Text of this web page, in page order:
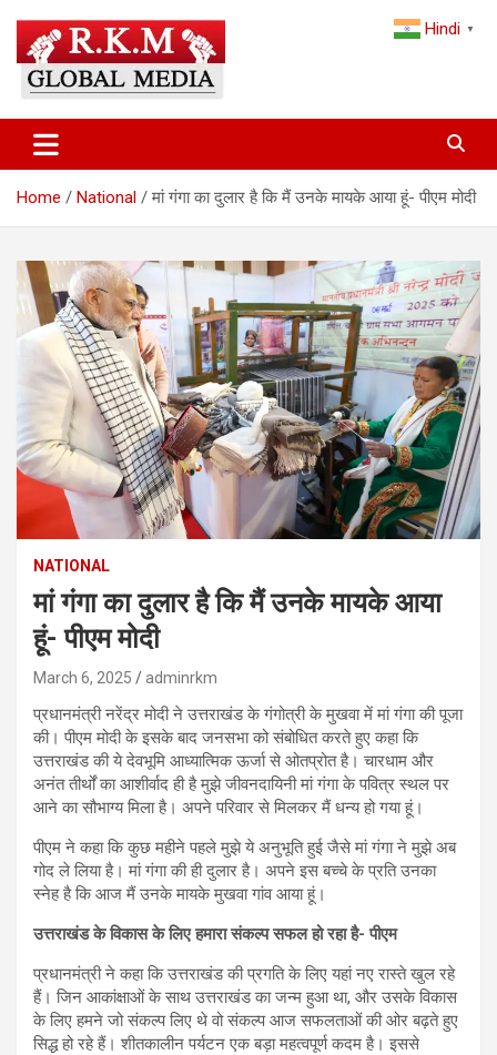
content
Latest Hindi News & Breaking
News – RKM Global Media
and the World
Home National मां गंगा का दुलार है कि मैं उनके मायके आया हूं- पीएम मोदी
NATIONAL
मां गंगा का दुलार है कि मैं उनके मायके आया
हूं- पीएम मोदी
March 6, 2025 adminrkm
प्रधानमंत्री नरेंद्र मोदी ने उत्तराखंड के गंगोत्री के मुखवा में मां गंगा की पूजा
की। पीएम मोदी के इसके बाद जनसभा को संबोधित करते हुए कहा कि
उत्तराखंड की ये देवभूमि आध्यात्मिक ऊर्जा से ओतप्रोत है। चारधाम और
अनंत तीर्थों का आशीर्वाद ही है मुझे जीवनदायिनी मां गंगा के पवित्र स्थल पर
आने का सौभाग्य मिला है। अपने परिवार से मिलकर मैं धन्य हो गया हूं।
पीएम ने कहा कि कुछ महीने पहले मुझे ये अनुभूति हुई जैसे मां गंगा ने मुझे अब
गोद ले लिया है। मां गंगा की ही दुलार है। अपने इस बच्चे के प्रति उनका
स्नेह है कि आज मैं उनके मायके मुखवा गांव आया हूं।
उत्तराखंड के विकास के लिए हमारा संकल्प सफल हो रहा है- पीएम
प्रधानमंत्री ने कहा कि उत्तराखंड की प्रगति के लिए यहां नए रास्ते खुल रहे
हैं। जिन आकांक्षाओं के साथ उत्तराखंड का जन्म हुआ था, और उसके विकास
के लिए हमने जो संकल्प लिए थे वो संकल्प आज सफलताओं की ओर बढ़ते हुए
सिद्ध हो रहे हैं। शीतकालीन पर्यटन एक बड़ा महत्वपूर्ण कदम है। इससे
Hindi ▼